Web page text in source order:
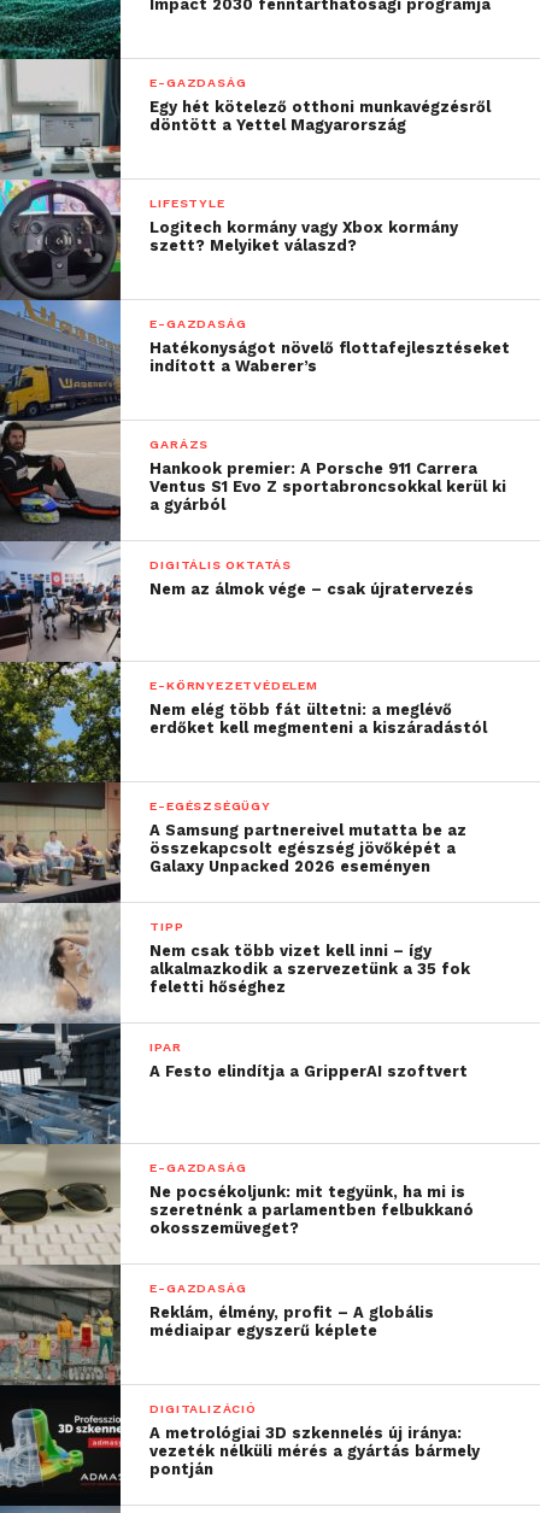
Impact 2030 fenntarthatósági programja
E-GAZDASÁG
Egy hét kötelező otthoni munkavégzésről
döntött a Yettel Magyarország
LIFESTYLE
Logitech kormány vagy Xbox kormány
szett? Melyiket válaszd?
E-GAZDASÁG
Hatékonyságot növelő flottafejlesztéseket
indított a Waberer’s
GARÁZS
Hankook premier: A Porsche 911 Carrera
Ventus S1 Evo Z sportabroncsokkal kerül ki
a gyárból
DIGITÁLIS OKTATÁS
Nem az álmok vége – csak újratervezés
E-KÖRNYEZETVÉDELEM
Nem elég több fát ültetni: a meglévő
erdőket kell megmenteni a kiszáradástól
E-EGÉSZSÉGÜGY
A Samsung partnereivel mutatta be az
összekapcsolt egészség jövőképét a
Galaxy Unpacked 2026 eseményen
TIPP
Nem csak több vizet kell inni – így
alkalmazkodik a szervezetünk a 35 fok
feletti hőséghez
IPAR
A Festo elindítja a GripperAI szoftvert
E-GAZDASÁG
Ne pocsékoljunk: mit tegyünk, ha mi is
szeretnénk a parlamentben felbukkanó
okosszemüveget?
E-GAZDASÁG
Reklám, élmény, profit – A globális
médiaipar egyszerű képlete
DIGITALIZÁCIÓ
A metrológiai 3D szkennelés új iránya:
vezeték nélküli mérés a gyártás bármely
pontján